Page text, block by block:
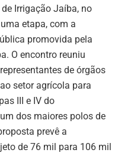
Irrigação Jaíba, no
etapa, com a
promovida pela
O encontro reuniu
de órgãos
setor agrícola para
III e IV do
dos maiores polos de
prevê a
de 76 mil para 106 mil